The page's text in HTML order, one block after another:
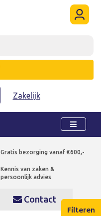
Filteren
Zakelijk
Gratis bezorging vanaf €600,-
Kennis van zaken &
persoonlijk advies
Contact